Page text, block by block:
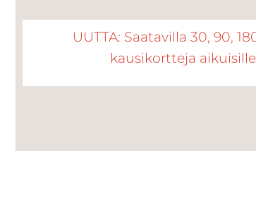
UUTTA: Saatavilla 30, 90,
kausikortteja